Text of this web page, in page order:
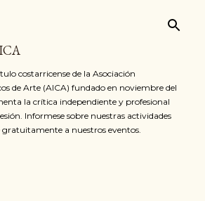
costarricense de la Asociación
de Arte (AICA) fundado en noviembre del
la crítica independiente y profesional
Informese sobre nuestras actividades
gratuitamente a nuestros eventos.